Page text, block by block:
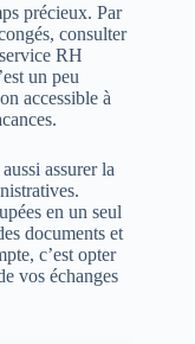
précieux. Par
consulter
RH
un peu
accessible à
assurer la
en un seul
documents et
c’est opter
vos échanges